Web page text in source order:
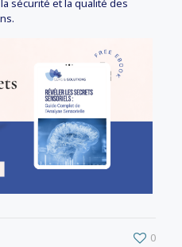
sécurité et la qualité des
0